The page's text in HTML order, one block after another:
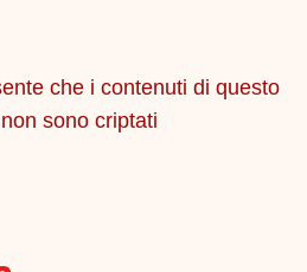
che i contenuti di questo
sono criptati